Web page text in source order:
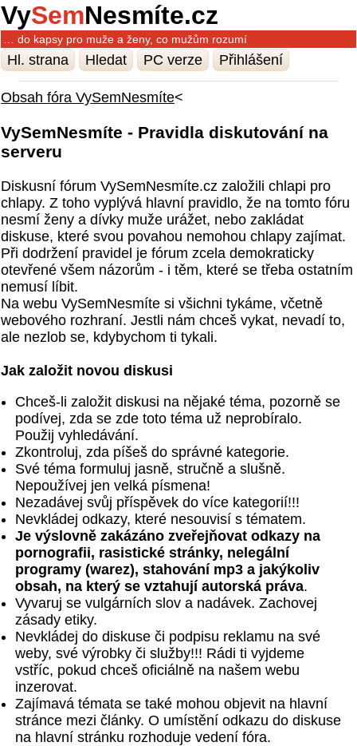
VySemNesmíte.cz
… do kapsy pro muže a ženy, co mužům rozumí
Hl. strana Hledat PC verze Přihlášení
Obsah fóra VySemNesmíte<
VySemNesmíte - Pravidla diskutování na
serveru
Diskusní fórum VySemNesmíte.cz založili chlapi pro
chlapy. Z toho vyplývá hlavní pravidlo, že na tomto fóru
nesmí ženy a dívky muže urážet, nebo zakládat
diskuse, které svou povahou nemohou chlapy zajímat.
Při dodržení pravidel je fórum zcela demokraticky
otevřené všem názorům - i těm, které se třeba ostatním
nemusí líbit.
Na webu VySemNesmíte si všichni tykáme, včetně
webového rozhraní. Jestli nám chceš vykat, nevadí to,
ale nezlob se, kdybychom ti tykali.
Jak založit novou diskusi
Chceš-li založit diskusi na nějaké téma, pozorně se
podívej, zda se zde toto téma už neprobíralo.
Použij vyhledávání.
Zkontroluj, zda píšeš do správné kategorie.
Své téma formuluj jasně, stručně a slušně.
Nepoužívej jen velká písmena!
Nezadávej svůj příspěvek do více kategorií!!!
Nevkládej odkazy, které nesouvisí s tématem.
Je výslovně zakázáno zveřejňovat odkazy na
pornografii, rasistické stránky, nelegální
programy (warez), stahování mp3 a jakýkoliv
obsah, na který se vztahují autorská práva.
Vyvaruj se vulgárních slov a nadávek. Zachovej
zásady etiky.
Nevkládej do diskuse či podpisu reklamu na své
weby, své výrobky či služby!!! Rádi ti vyjdeme
vstříc, pokud chceš oficiálně na našem webu
inzerovat.
Zajímavá témata se také mohou objevit na hlavní
stránce mezi články. O umístění odkazu do diskuse
na hlavní stránku rozhoduje vedení fóra.